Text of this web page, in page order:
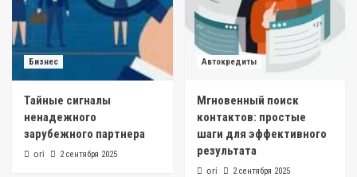
Бизнес
Тайные сигналы
ненадежного
зарубежного партнера
ori 2 сентября 2025
Автокредиты
Мгновенный поиск
контактов: простые
шаги для эффективного
результата
ori 2 сентября 2025